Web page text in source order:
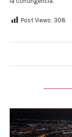
Post Views: 308